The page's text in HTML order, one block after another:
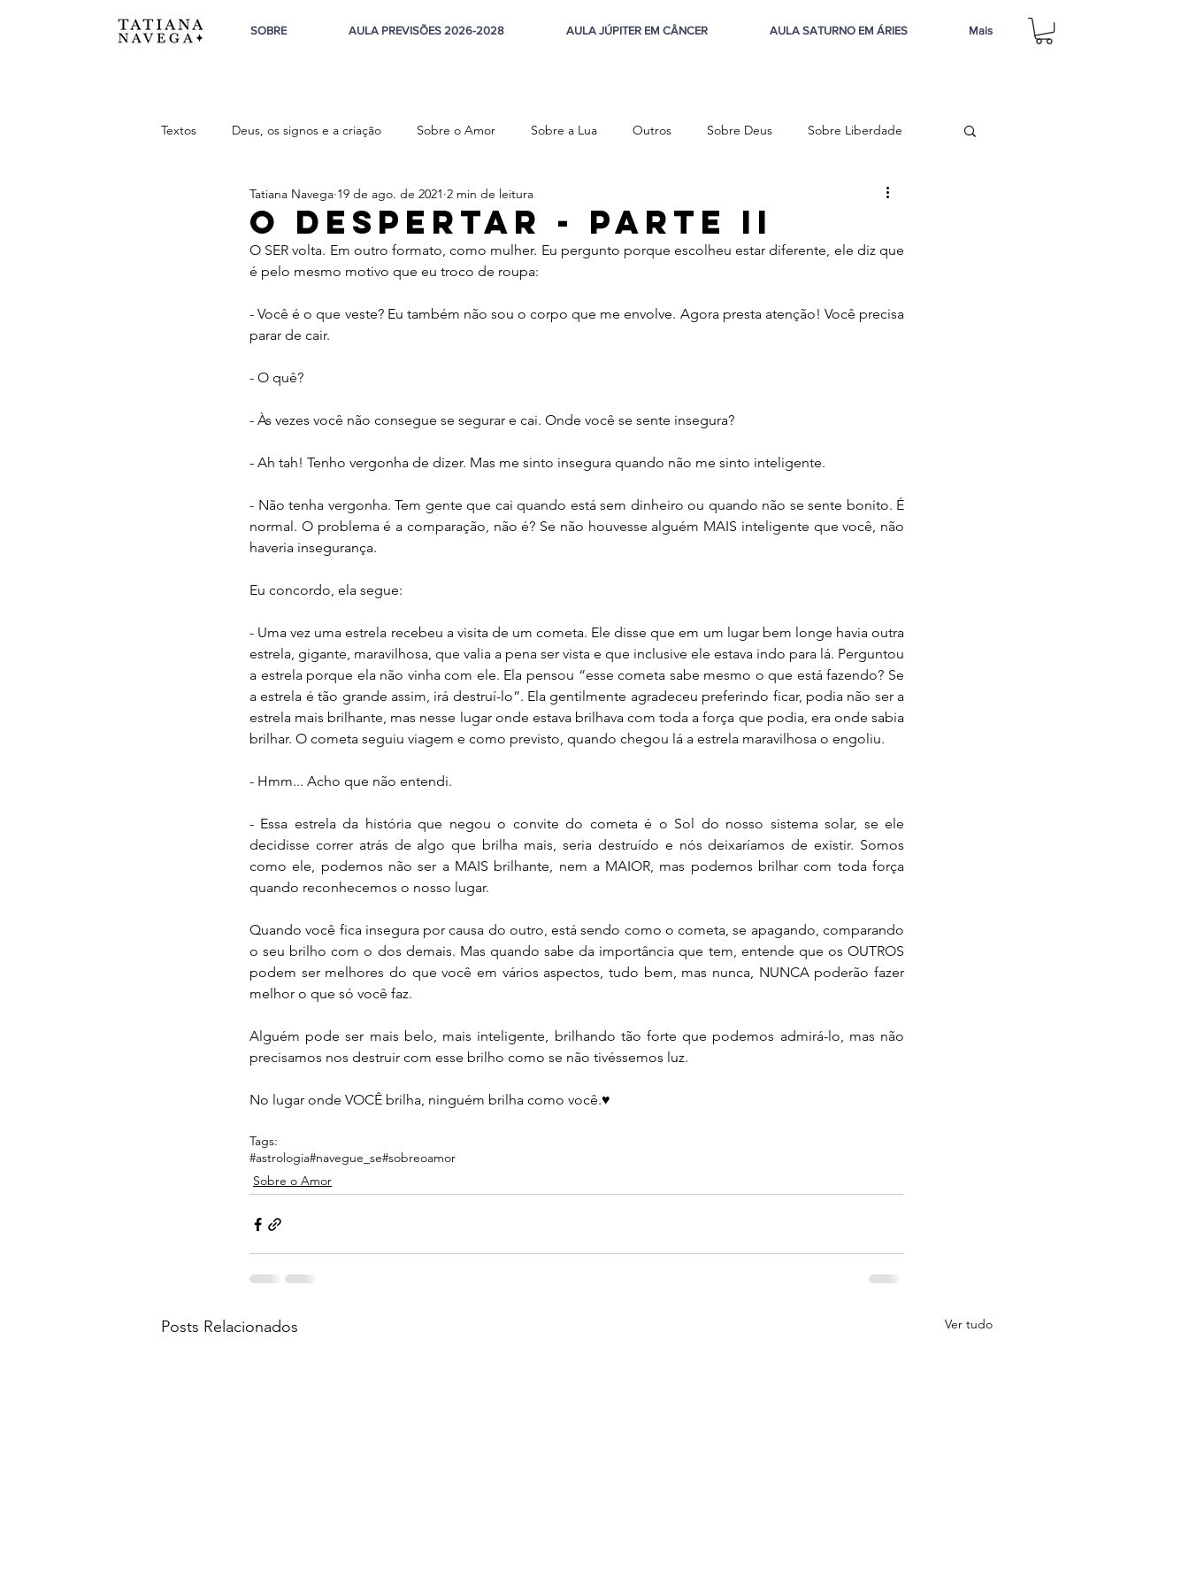
SOBRE AULA PREVISÕES 2026-2028 AULA JÚPITER EM CÂNCER AULA SATURNO EM ÁRIES Mais
Textos Deus, os signos e a criação Sobre o Amor Sobre a Lua Outros Sobre Deus Sobre Liberdade
Sobre o Feminino Sobre a Tristeza
O despertar - parte II
Tatiana Navega 19 de ago. de 2021 2 min de leitura
O SER volta. Em outro formato, como mulher. Eu pergunto porque escolheu estar diferente, ele diz que
é pelo mesmo motivo que eu troco de roupa:
- Você é o que veste? Eu também não sou o corpo que me envolve. Agora presta atenção! Você precisa
parar de cair.
- O quê?
- Às vezes você não consegue se segurar e cai. Onde você se sente insegura?
- Ah tah! Tenho vergonha de dizer. Mas me sinto insegura quando não me sinto inteligente.
- Não tenha vergonha. Tem gente que cai quando está sem dinheiro ou quando não se sente bonito. É
normal. O problema é a comparação, não é? Se não houvesse alguém MAIS inteligente que você, não
haveria insegurança.
Eu concordo, ela segue:
- Uma vez uma estrela recebeu a visita de um cometa. Ele disse que em um lugar bem longe havia outra
estrela, gigante, maravilhosa, que valia a pena ser vista e que inclusive ele estava indo para lá. Perguntou
a estrela porque ela não vinha com ele. Ela pensou “esse cometa sabe mesmo o que está fazendo? Se
a estrela é tão grande assim, irá destruí-lo”. Ela gentilmente agradeceu preferindo ficar, podia não ser a
estrela mais brilhante, mas nesse lugar onde estava brilhava com toda a força que podia, era onde sabia
brilhar. O cometa seguiu viagem e como previsto, quando chegou lá a estrela maravilhosa o engoliu.
- Hmm... Acho que não entendi.
- Essa estrela da história que negou o convite do cometa é o Sol do nosso sistema solar, se ele
decidisse correr atrás de algo que brilha mais, seria destruído e nós deixaríamos de existir. Somos
como ele, podemos não ser a MAIS brilhante, nem a MAIOR, mas podemos brilhar com toda força
quando reconhecemos o nosso lugar.
Quando você fica insegura por causa do outro, está sendo como o cometa, se apagando, comparando
o seu brilho com o dos demais. Mas quando sabe da importância que tem, entende que os OUTROS
podem ser melhores do que você em vários aspectos, tudo bem, mas nunca, NUNCA poderão fazer
melhor o que só você faz.
Alguém pode ser mais belo, mais inteligente, brilhando tão forte que podemos admirá-lo, mas não
precisamos nos destruir com esse brilho como se não tivéssemos luz.
No lugar onde VOCÊ brilha, ninguém brilha como você.♥
Tags:
#astrologia#navegue_se#sobreoamor
Sobre o Amor
Posts Relacionados Ver tudo